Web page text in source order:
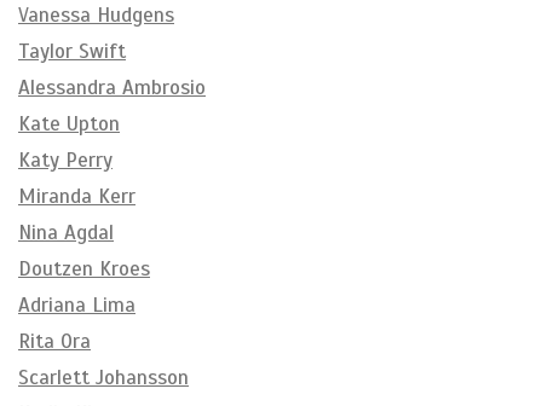
Vanessa Hudgens
Taylor Swift
Alessandra Ambrosio
Kate Upton
Katy Perry
Miranda Kerr
Nina Agdal
Doutzen Kroes
Adriana Lima
Rita Ora
Scarlett Johansson